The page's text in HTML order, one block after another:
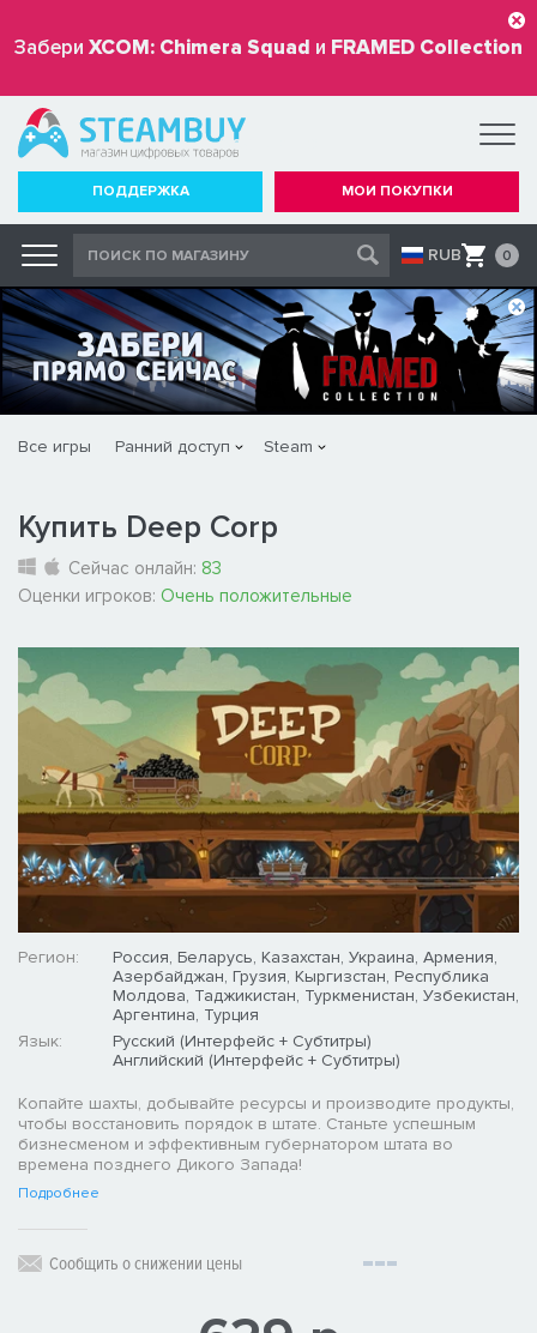
Забери XCOM: Chimera Squad и FRAMED Collection
бесплатно
ПОДДЕРЖКА МОИ ПОКУПКИ
RUB 0
Все игры Ранний доступ Steam
Купить Deep Corp
Сейчас онлайн: 83
Оценки игроков: Очень положительные
Регион:
Россия, Беларусь, Казахстан, Украина, Армения,
Азербайджан, Грузия, Кыргизстан, Республика
Молдова, Таджикистан, Туркменистан, Узбекистан,
Аргентина, Турция
Язык:
Русский (Интерфейс + Субтитры)
Английский (Интерфейс + Субтитры)
Копайте шахты, добывайте ресурсы и производите продукты,
чтобы восстановить порядок в штате. Станьте успешным
бизнесменом и эффективным губернатором штата во
времена позднего Дикого Запада!
Подробнее
Сообщить о снижении цены